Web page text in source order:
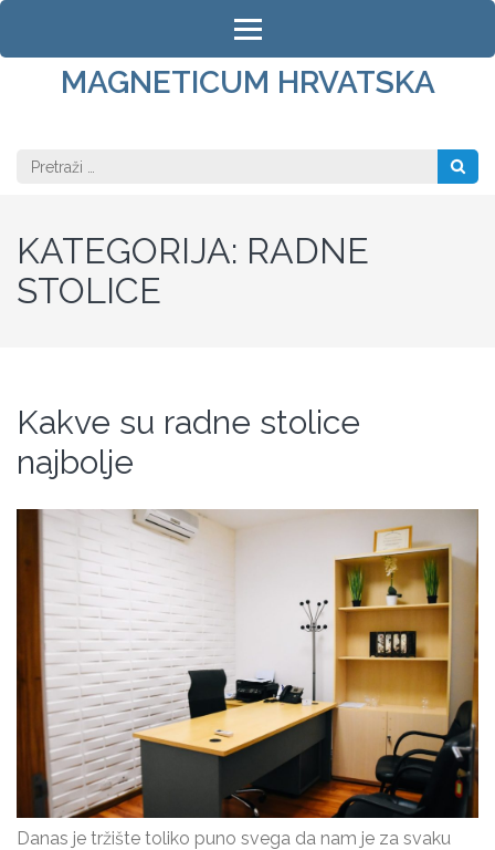
Skip
contentMAGNETICUM HRVATSKA
Pretraži:
KATEGORIJA: RADNE
STOLICE
Kakve su radne stolice
najbolje
Danas je tržište toliko puno svega da nam je za svaku